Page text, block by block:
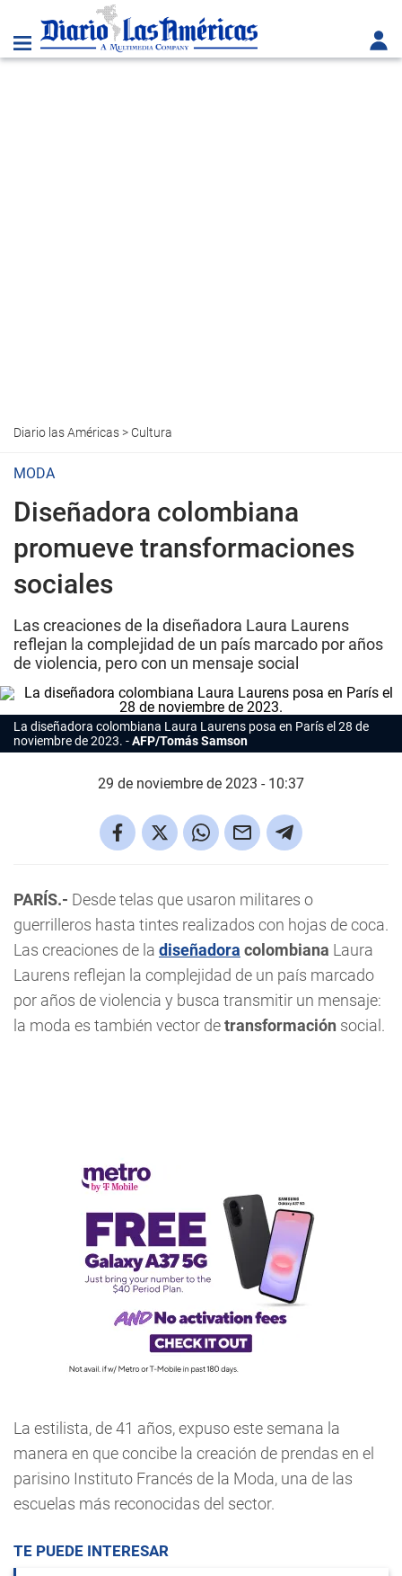
Diario las Américas> Cultura
MODA
Diseñadora colombiana
promueve transformaciones
sociales
Las creaciones de la diseñadora Laura Laurens
reflejan la complejidad de un país marcado por años
de violencia, pero con un mensaje social
La diseñadora colombiana Laura Laurens posa en París el 28 de
noviembre de 2023.
AFP/Tomás Samson
29 de noviembre de 2023 - 10:37
PARÍS.- Desde telas que usaron militares o
guerrilleros hasta tintes realizados con hojas de coca.
Las creaciones de la diseñadora colombiana Laura
Laurens reflejan la complejidad de un país marcado
por años de violencia y busca transmitir un mensaje:
la moda es también vector detransformación social.
La estilista, de 41 años, expuso este semana la
manera en que concibe la creación de prendas en el
parisino Instituto Francés de la Moda, una de las
escuelas más reconocidas del sector.
TE PUEDE INTERESAR